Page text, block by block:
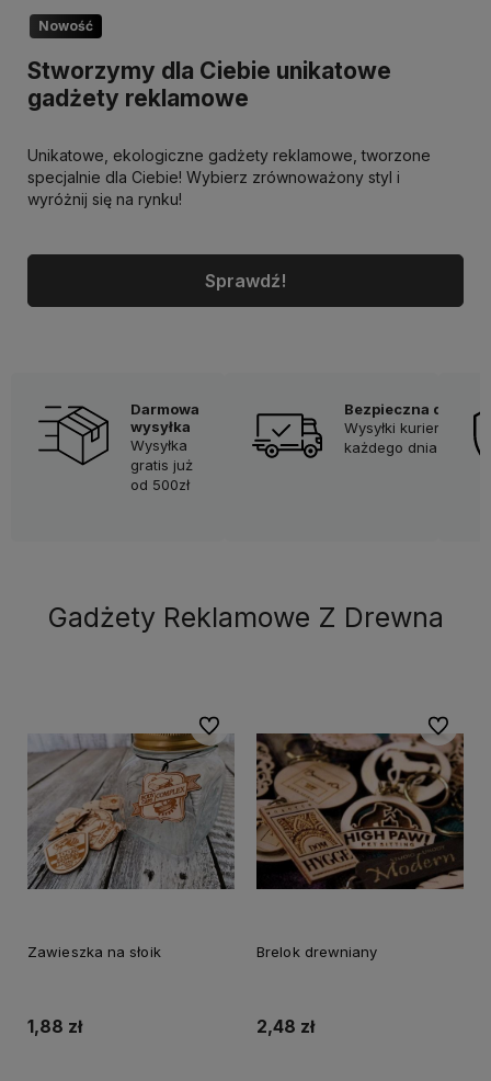
Nowość
Stworzymy dla Ciebie unikatowe
gadżety reklamowe
Unikatowe, ekologiczne gadżety reklamowe, tworzone
specjalnie dla Ciebie! Wybierz zrównoważony styl i
wyróżnij się na rynku!
Sprawdź!
Darmowa
wysyłka
Wysyłka
gratis już
od 500zł
Bezpieczna
Wysyłki kurierskie
każdego dnia
Gadżety Reklamowe Z Drewna
Zawieszka na słoik
1,88 zł
Do ulubionych
Brelok drewniany
2,48 zł
Do